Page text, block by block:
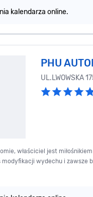
kalendarza online.
PHU
UL.LWOWSKA
właściciel jest
modyfikacji wydechu i zawsze